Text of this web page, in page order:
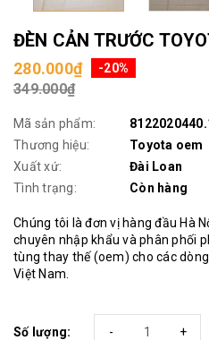
ĐÈN CẢN TRƯỚC
280.000₫ -20%
349.000₫
Mã sản phẩm:
Thương hiệu:
Toyota oem
Xuất xứ:
Đài Loan
Tình trạng:
Còn hàng
Chúng tôi là đơn vị hàng đầu Hà
chuyên nhập khẩu và phân phối
tùng thay thế (oem) cho các
Việt Nam.
Số lượng: +
-